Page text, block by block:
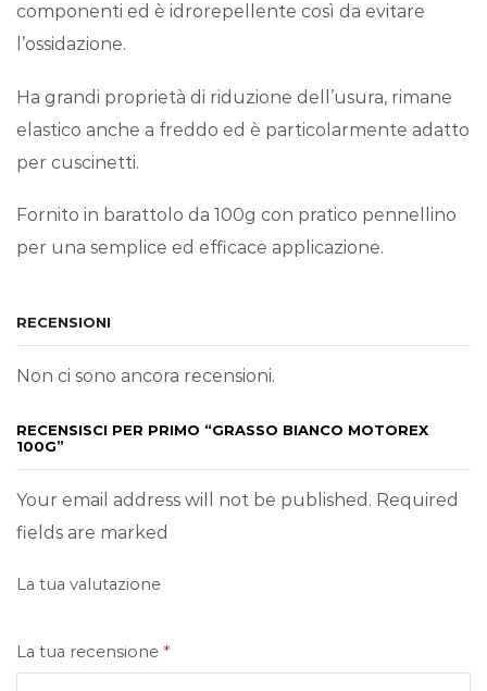
componenti ed è idrorepellente così da evitare
l’ossidazione.
Ha grandi proprietà di riduzione dell’usura, rimane
elastico anche a freddo ed è particolarmente adatto
per cuscinetti.
Fornito in barattolo da 100g con pratico pennellino
per una semplice ed efficace applicazione.
RECENSIONI
Non ci sono ancora recensioni.
RECENSISCI PER PRIMO “GRASSO BIANCO MOTOREX
100G”
Your email address will not be published. Required
fields are marked
La tua valutazione
La tua recensione *